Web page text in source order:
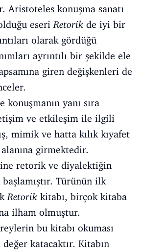
Aristoteles konuşma sanatı
eseriRetorik de iyi bir
olarak gördüğü
ayrıntılı bir şekilde ele
giren değişkenleri de
konuşmanın yanı sıra
ve etkileşim ile ilgili
mimik ve hatta kılık kıyafet
girmektedir.
retorik ve diyalektiğin
başlamıştır. Türünün ilk
Retorik kitabı, birçok kitaba
ilham olmuştur.
bu kitabı okuması
katacaktır. Kitabın